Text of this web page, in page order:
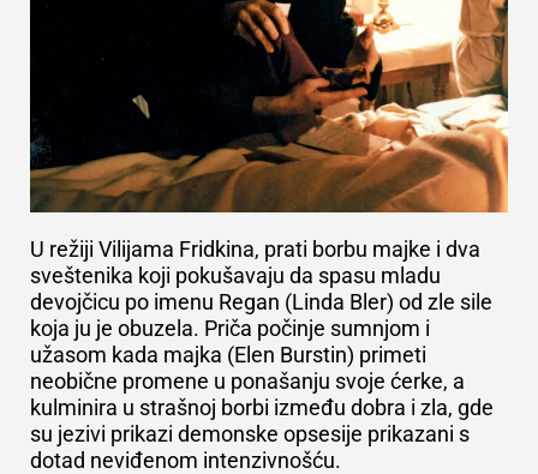
U režiji Vilijama Fridkina, prati borbu majke i dva
sveštenika koji pokušavaju da spasu mladu
devojčicu po imenu Regan (Linda Bler) od zle sile
koja ju je obuzela. Priča počinje sumnjom i
užasom kada majka (Elen Burstin) primeti
neobične promene u ponašanju svoje ćerke, a
kulminira u strašnoj borbi između dobra i zla, gde
su jezivi prikazi demonske opsesije prikazani s
dotad neviđenom intenzivnošću.